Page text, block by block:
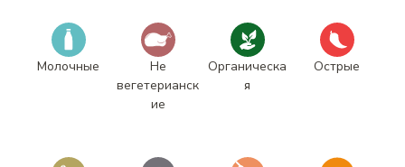
Молочные
Не
вегетерианск
ие
Органическа
я
Острые